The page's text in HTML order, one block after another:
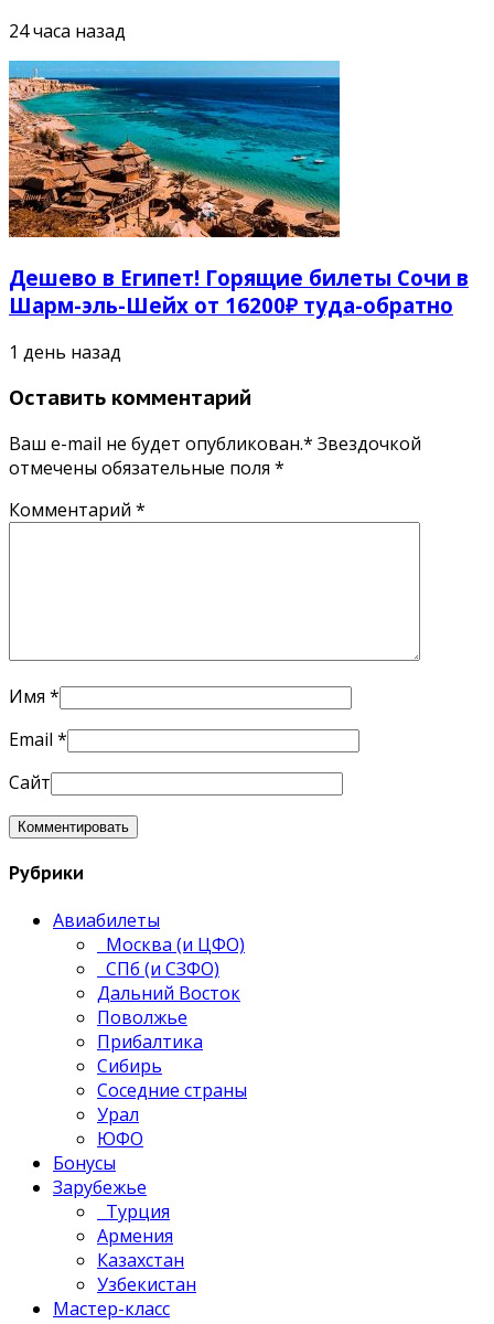
24 часа назад
Дешево в Египет! Горящие билеты Сочи в
Шарм-эль-Шейх от 16200₽ туда-обратно
1 день назад
Оставить комментарий
Ваш e-mail не будет опубликован.* Звездочкой
отмечены обязательные поля *
Комментарий *
Имя *
Email *
Сайт
Рубрики
Авиабилеты
Москва (и ЦФО)
СПб (и СЗФО)
Дальний Восток
Поволжье
Прибалтика
Сибирь
Соседние страны
Урал
ЮФО
Бонусы
Зарубежье
Турция
Армения
Казахстан
Узбекистан
Мастер-класс